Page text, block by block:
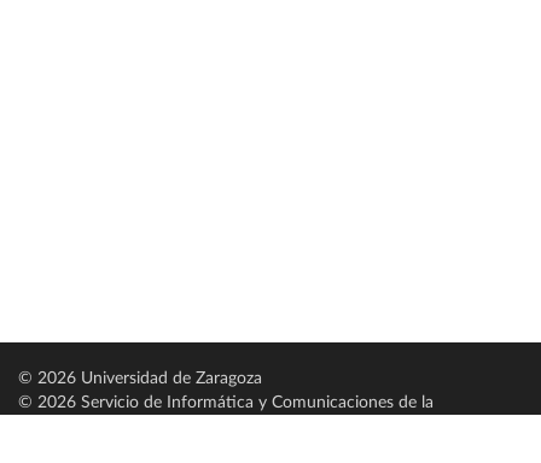
© 2026 Universidad de Zaragoza
© 2026 Servicio de Informática y Comunicaciones de la